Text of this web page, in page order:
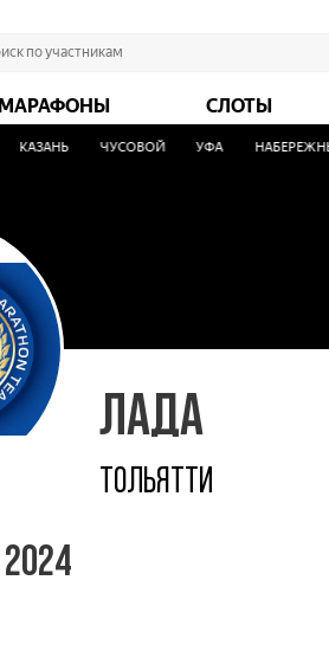
МАРАФОНЫ СЛОТЫ
КАЗАНЬ ЧУСОВОЙ УФА НАБЕРЕЖНЫЕ
ЛАДА
ТОЛЬЯТТИ